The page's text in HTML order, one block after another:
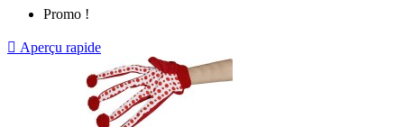
Promo !
 Aperçu rapide